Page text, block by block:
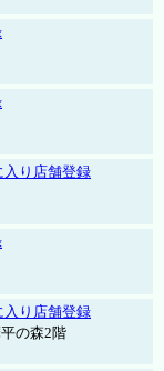
入り店舗登録
入り店舗登録
の森2階